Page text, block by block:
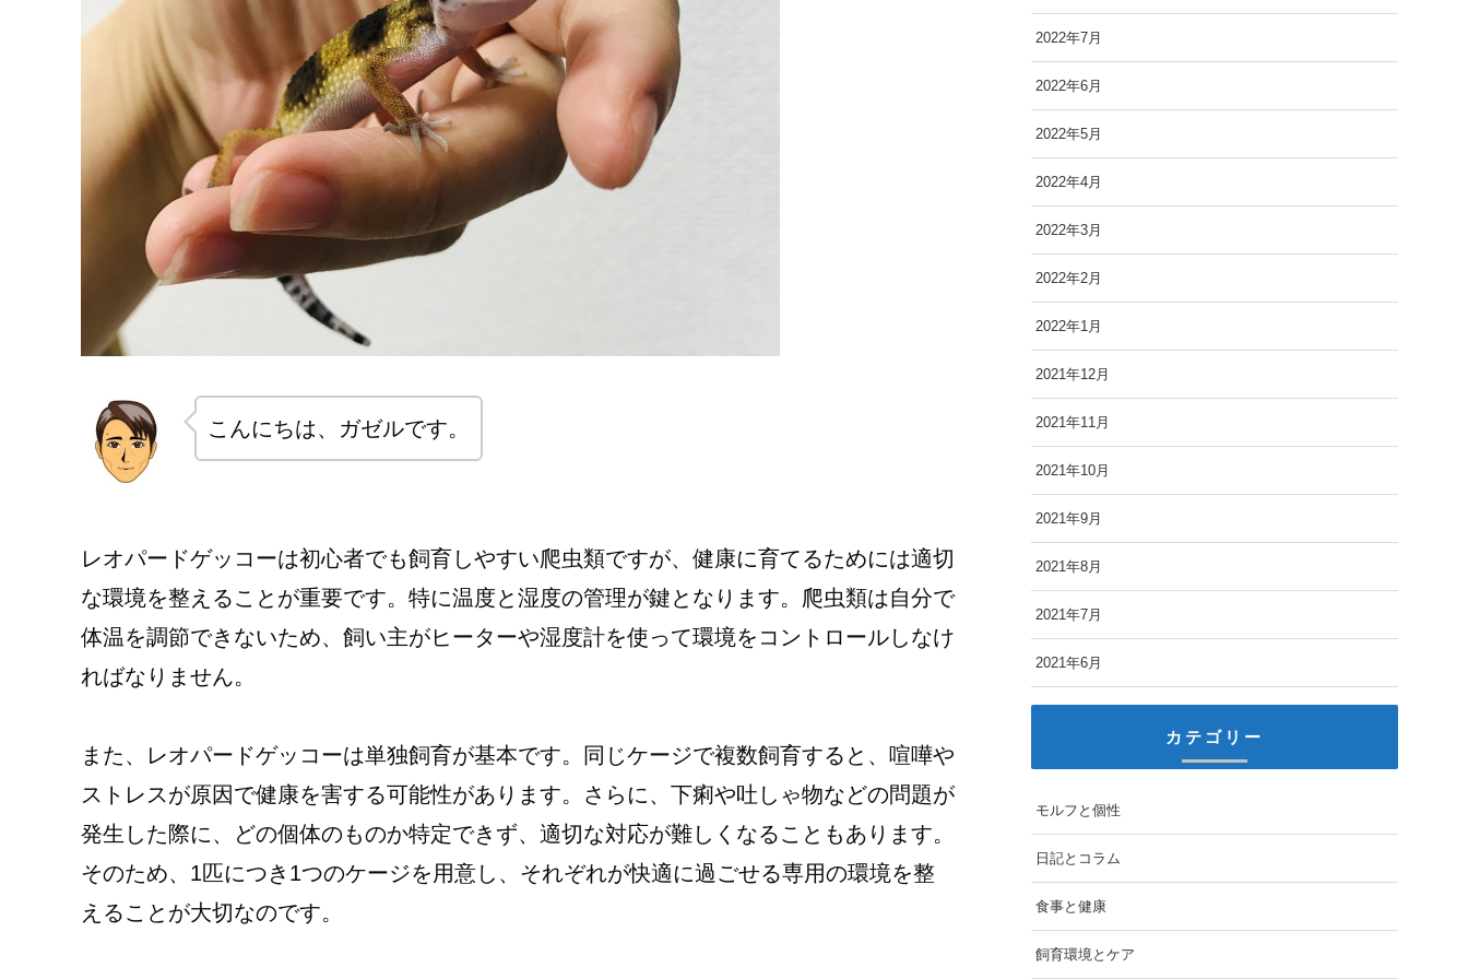
こんにちは、ガゼルです。
レオパードゲッコーは初心者でも飼育しやすい爬虫類ですが、健康に育てるためには適切
な環境を整えることが重要です。特に温度と湿度の管理が鍵となります。爬虫類は自分で
体温を調節できないため、飼い主がヒーターや湿度計を使って環境をコントロールしなけ
ればなりません。
また、レオパードゲッコーは単独飼育が基本です。同じケージで複数飼育すると、喧嘩や
ストレスが原因で健康を害する可能性があります。さらに、下痢や吐しゃ物などの問題が
発生した際に、どの個体のものか特定できず、適切な対応が難しくなることもあります。
そのため、1匹につき1つのケージを用意し、それぞれが快適に過ごせる専用の環境を整
えることが大切なのです。
2022年7月
2022年6月
2022年5月
2022年4月
2022年3月
2022年2月
2022年1月
2021年12月
2021年11月
2021年10月
2021年9月
2021年8月
2021年7月
2021年6月
カテゴリー
モルフと個性
日記とコラム
食事と健康
飼育環境とケア